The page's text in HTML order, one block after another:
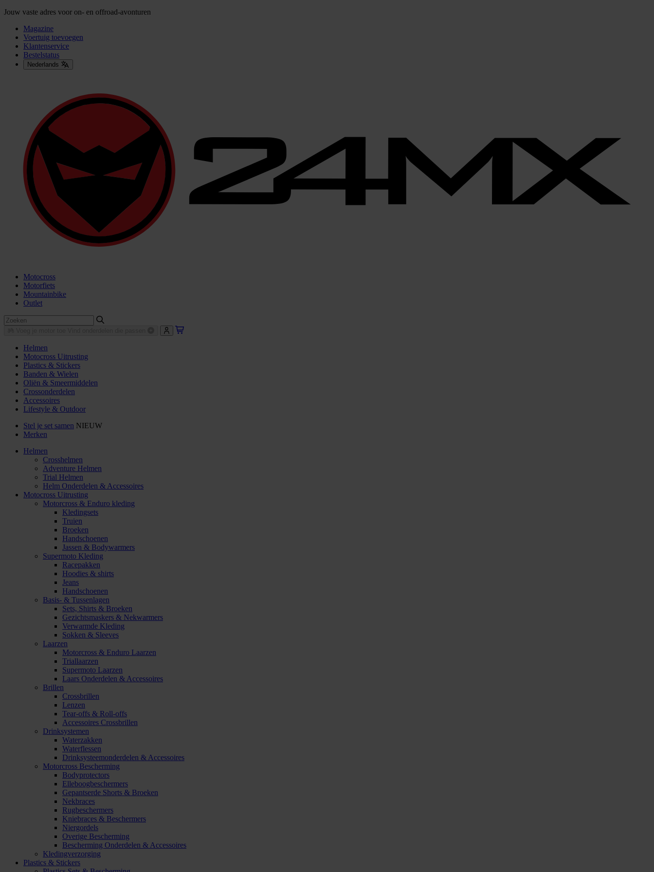
Jouw vaste adres voor on- en offroad-avonturen
Magazine
Voertuig toevoegen
Klantenservice
Bestelstatus
Nederlands
Motocross
Motorfiets
Mountainbike
Outlet
Helmen
Motocross Uitrusting
Plastics & Stickers
Banden & Wielen
Oliën & Smeermiddelen
Crossonderdelen
Accessoires
Lifestyle & Outdoor
Stel je set samen NIEUW
Merken
Helmen
Crosshelmen
Adventure Helmen
Trial Helmen
Helm Onderdelen & Accessoires
Motocross Uitrusting
Motorcross & Enduro kleding
Kledingsets
Truien
Broeken
Handschoenen
Jassen & Bodywarmers
Supermoto Kleding
Racepakken
Hoodies & shirts
Jeans
Handschoenen
Basis- & Tussenlagen
Sets, Shirts & Broeken
Gezichtsmaskers & Nekwarmers
Verwarmde Kleding
Sokken & Sleeves
Laarzen
Motorcross & Enduro Laarzen
Triallaarzen
Supermoto Laarzen
Laars Onderdelen & Accessoires
Brillen
Crossbrillen
Lenzen
Tear-offs & Roll-offs
Accessoires Crossbrillen
Drinksystemen
Waterzakken
Waterflessen
Drinksysteemonderdelen & Accessoires
Motorcross Bescherming
Bodyprotectors
Elleboogbeschermers
Gepantserde Shorts & Broeken
Nekbraces
Rugbeschermers
Kniebraces & Beschermers
Niergordels
Overige Bescherming
Bescherming Onderdelen & Accessoires
Kledingverzorging
Plastics & Stickers